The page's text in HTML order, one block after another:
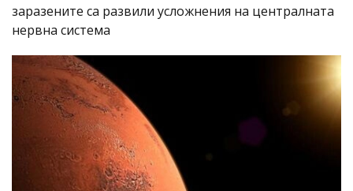
заразените са развили усложнения на централната
нервна система